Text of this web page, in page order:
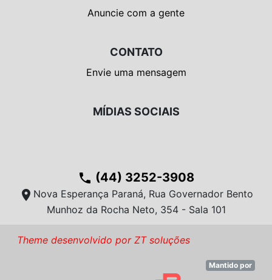
Anuncie com a gente
CONTATO
Envie uma mensagem
MÍDIAS SOCIAIS
phone (44) 3252-3908
location_on Nova Esperança Paraná, Rua Governador Bento
Munhoz da Rocha Neto, 354 - Sala 101
Theme desenvolvido por ZT soluções
Mantido por